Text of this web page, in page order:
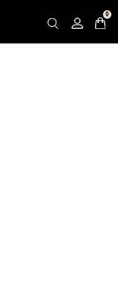
0